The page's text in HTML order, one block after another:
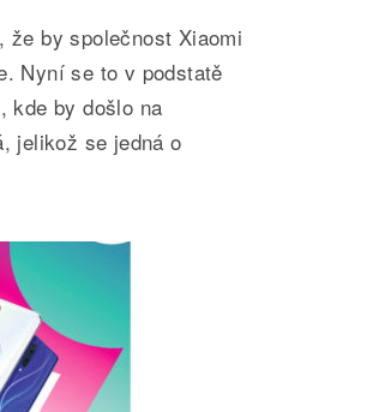
že by společnost Xiaomi
Nyní se to v podstatě
kde by došlo na
jelikož se jedná o